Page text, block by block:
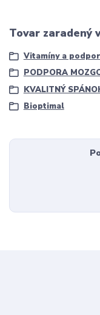
Tovar zaradený
Vitamíny a
PODPORA
KVALITNÝ
Bioptimal